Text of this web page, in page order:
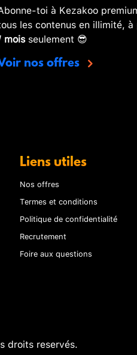
toi à Kezakoo
les contenus en illimité,
moisseulement 😎
nos offres
Liens utiles
Nos offres
Termes et conditions
Politique de confidentialité
Recrutement
Foire aux questions
droits reservés.